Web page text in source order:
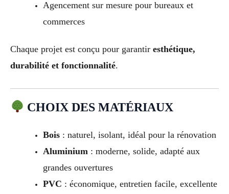
Agencement sur mesure pour bureaux et
commerces
Chaque projet est conçu pour garantir esthétique,
durabilité et fonctionnalité.
CHOIX DES MATÉRIAUX
Bois: naturel, isolant, idéal pour la rénovation
Aluminium : moderne, solide, adapté aux
grandes ouvertures
PVC : économique, entretien facile, excellente